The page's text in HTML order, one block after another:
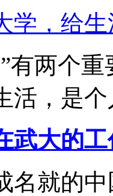
学，给
有两个
活，是
武大的
名就的